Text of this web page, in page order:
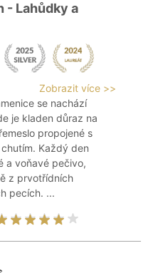
- Lahůdky a
Zobrazit více >>
se nachází
je kladen důraz na
propojené s
Každý den
a voňavé pečivo,
z prvotřídních
pecích. ...